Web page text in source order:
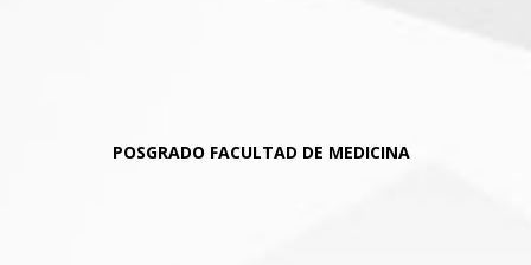
POSGRADO FACULTAD DE MEDICINA